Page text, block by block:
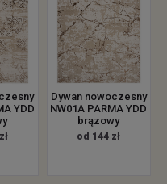
YDD
Dywan nowoczesny
NW01A PARMA YDD
brązowy
od 144 zł